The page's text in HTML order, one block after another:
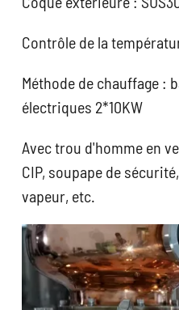
Contrôle de la
Méthode de chauffage :
électriques 2*10KW
Avec trou d'homme en
CIP, soupape de
vapeur, etc.